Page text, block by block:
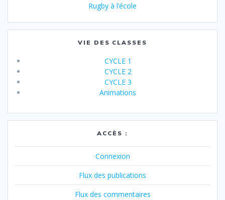
Rugby à l’école
VIE DES CLASSES
CYCLE 1
CYCLE 2
CYCLE 3
Animations
ACCÈS :
Connexion
Flux des publications
Flux des commentaires